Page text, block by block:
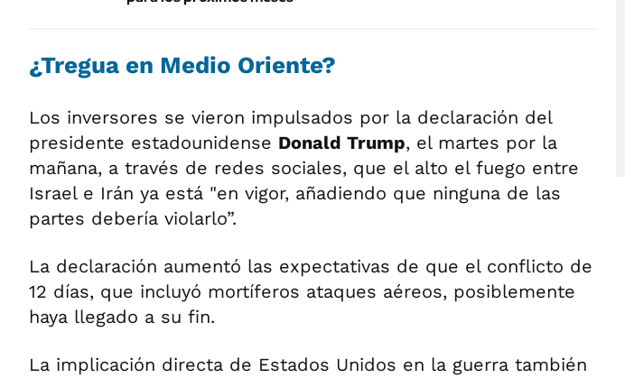
¿Tregua en Medio Oriente?
Los inversores se vieron impulsados por la declaración del
presidente estadounidense Donald Trump, el martes por la
mañana, a través de redes sociales, que el alto el fuego entre
Israel e Irán ya está "en vigor, añadiendo que ninguna de las
partes debería violarlo”.
La declaración aumentó las expectativas de que el conflicto de
12 días, que incluyó mortíferos ataques aéreos, posiblemente
haya llegado a su fin.
La implicación directa de Estados Unidos en la guerra también